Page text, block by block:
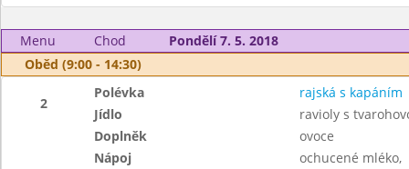
Menu Chod
Pondělí 7. 5. 2018
Oběd (9:00 - 14:30)
2
Polévka
rajská s kapáním
Jídlo
ravioly s
Doplněk
ovoce
Nápoj
ochucené mléko,